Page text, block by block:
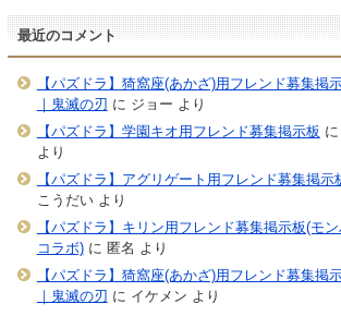
最近のコメント
【パズドラ】猗窩座(あかざ)用フレンド募集掲
｜鬼滅の刃 に ジョー より
【パズドラ】学園キオ用フレンド募集掲示板 に
より
【パズドラ】アグリゲート用フレンド募集掲示
こうだいより
【パズドラ】キリン用フレンド募集掲示板(モ
コラボ)に 匿名 より
【パズドラ】猗窩座(あかざ)用フレンド募集掲
｜鬼滅の刃 に イケメン より